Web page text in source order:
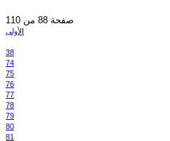
صفحة 88 من 110
الأولى
38
74
75
76
77
78
79
80
81